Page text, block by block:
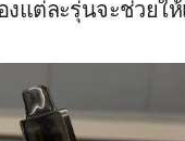
แต่ละรุ่นจะช่วยให้